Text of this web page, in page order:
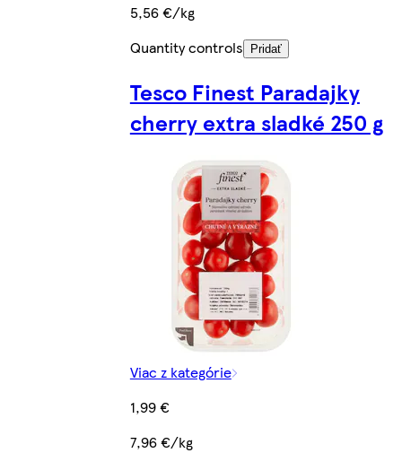
5,56 €/kg
Quantity controls
Pridať
Tesco Finest Paradajky
cherry extra sladké 250 g
Viac z kategórie
1,99 €
7,96 €/kg